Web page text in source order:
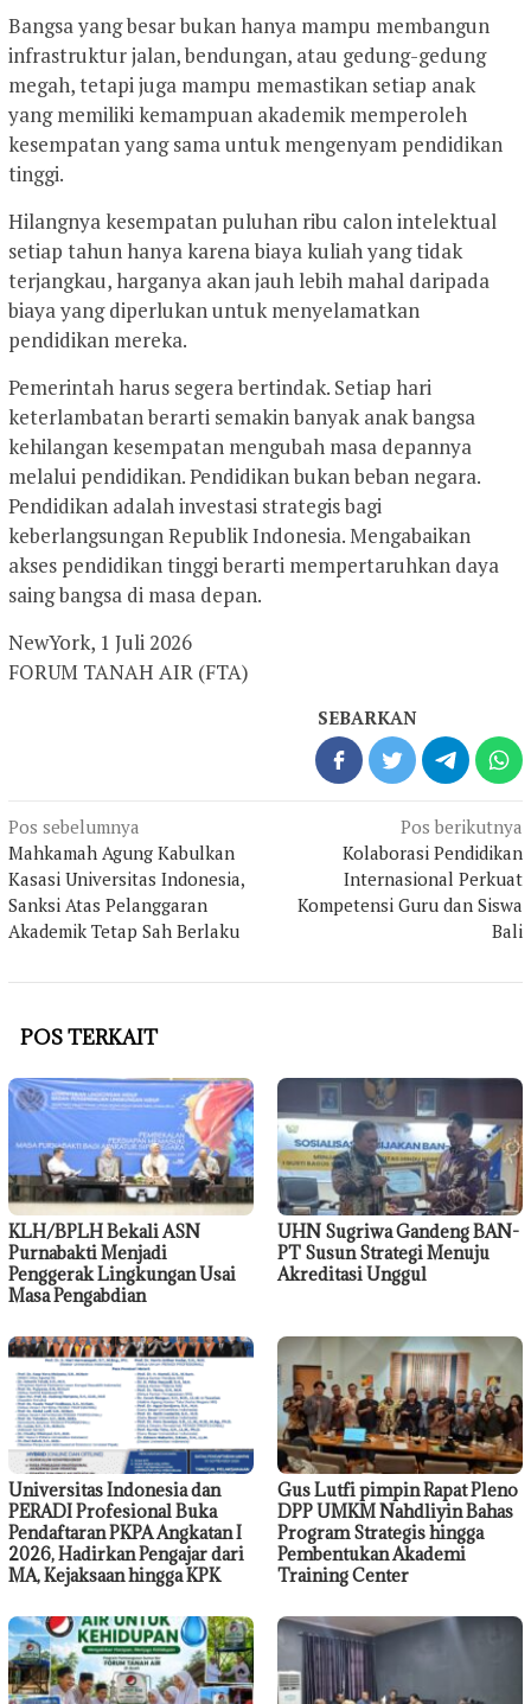
Bangsa yang besar bukan hanya mampu membangun
infrastruktur jalan, bendungan, atau gedung-gedung
megah, tetapi juga mampu memastikan setiap anak
yang memiliki kemampuan akademik memperoleh
kesempatan yang sama untuk mengenyam pendidikan
tinggi.
Hilangnya kesempatan puluhan ribu calon intelektual
setiap tahun hanya karena biaya kuliah yang tidak
terjangkau, harganya akan jauh lebih mahal daripada
biaya yang diperlukan untuk menyelamatkan
pendidikan mereka.
Pemerintah harus segera bertindak. Setiap hari
keterlambatan berarti semakin banyak anak bangsa
kehilangan kesempatan mengubah masa depannya
melalui pendidikan. Pendidikan bukan beban negara.
Pendidikan adalah investasi strategis bagi
keberlangsungan Republik Indonesia. Mengabaikan
akses pendidikan tinggi berarti mempertaruhkan daya
saing bangsa di masa depan.
NewYork, 1 Juli 2026
FORUM TANAH AIR (FTA)
SEBARKAN
Navigasi
pos
Pos sebelumnya
Mahkamah Agung Kabulkan
Kasasi Universitas Indonesia,
Sanksi Atas Pelanggaran
Akademik Tetap Sah Berlaku
Pos berikutnya
Kolaborasi Pendidikan
Internasional Perkuat
Kompetensi Guru dan Siswa
Bali
POS TERKAIT
KLH/BPLH Bekali ASN
Purnabakti Menjadi
Penggerak Lingkungan Usai
Masa Pengabdian
UHN Sugriwa Gandeng BAN-
PT Susun Strategi Menuju
Akreditasi Unggul
Universitas Indonesia dan
PERADI Profesional Buka
Pendaftaran PKPA Angkatan I
2026, Hadirkan Pengajar dari
MA, Kejaksaan hingga KPK
Gus Lutfi pimpin Rapat Pleno
DPP UMKM Nahdliyin Bahas
Program Strategis hingga
Pembentukan Akademi
Training Center